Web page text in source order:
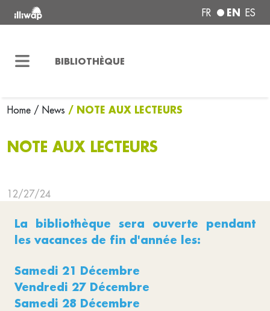
FR EN ES
BIBLIOTHÈQUE
Home / News / NOTE AUX LECTEURS
NOTE AUX LECTEURS
12/27/24
La bibliothèque sera ouverte pendant
les vacances de fin d'année les:
Samedi 21 Décembre
Vendredi 27 Décembre
Samedi 28 Décembre